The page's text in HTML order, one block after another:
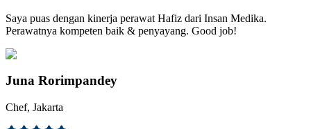
Saya puas dengan kinerja perawat Hafiz dari Insan Medika.
Perawatnya kompeten baik & penyayang. Good job!
Juna Rorimpandey
Chef, Jakarta